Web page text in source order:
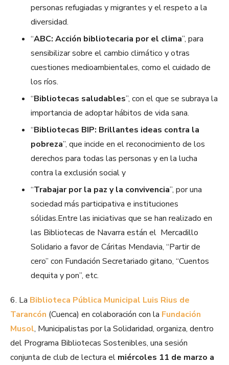
personas refugiadas y migrantes y el respeto a la
diversidad.
“ABC: Acción bibliotecaria por el clima”, para
sensibilizar sobre el cambio climático y otras
cuestiones medioambientales, como el cuidado de
los ríos.
“Bibliotecas saludables”, con el que se subraya la
importancia de adoptar hábitos de vida sana.
“Bibliotecas BIP: Brillantes ideas contra la
pobreza”, que incide en el reconocimiento de los
derechos para todas las personas y en la lucha
contra la exclusión social y
“Trabajar por la paz y la convivencia”, por una
sociedad más participativa e instituciones
sólidas.Entre las iniciativas que se han realizado en
las Bibliotecas de Navarra están el Mercadillo
Solidario a favor de Cáritas Mendavia, “Partir de
cero” con Fundación Secretariado gitano, “Cuentos
dequita y pon”, etc.
6. La Biblioteca Pública Municipal Luis Rius de
Tarancón (Cuenca) en colaboración con la Fundación
Musol, Municipalistas por la Solidaridad, organiza, dentro
del Programa Bibliotecas Sostenibles, una sesión
conjunta de club de lectura el miércoles 11 de marzo a